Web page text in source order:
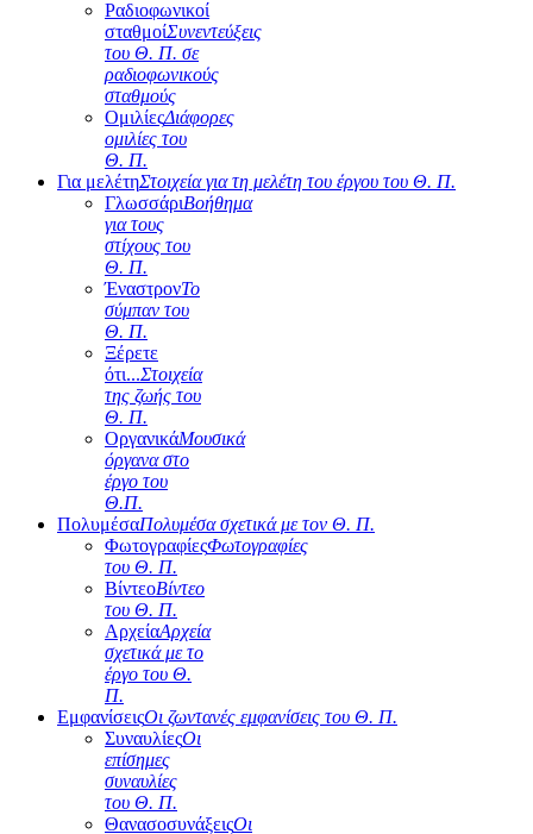
Ραδιοφωνικοί
σταθμοίΣυνεντεύξεις
του Θ. Π. σε
ραδιοφωνικούς
σταθμούς
ΟμιλίεςΔιάφορες
ομιλίες του
Θ. Π.
Για μελέτηΣτοιχεία για τη μελέτη του έργου του Θ. Π.
ΓλωσσάριΒοήθημα
για τους
στίχους του
Θ. Π.
ΈναστρονΤο
σύμπαν του
Θ. Π.
Ξέρετε
ότι...Στοιχεία
της ζωής του
Θ. Π.
ΟργανικάΜουσικά
όργανα στο
έργο του
Θ.Π.
ΠολυμέσαΠολυμέσα σχετικά με τον Θ. Π.
ΦωτογραφίεςΦωτογραφίες
του Θ. Π.
ΒίντεοΒίντεο
του Θ. Π.
ΑρχείαΑρχεία
σχετικά με το
έργο του Θ.
Π.
ΕμφανίσειςΟι ζωντανές εμφανίσεις του Θ. Π.
ΣυναυλίεςΟι
επίσημες
συναυλίες
του Θ. Π.
ΘανασοσυνάξειςΟι